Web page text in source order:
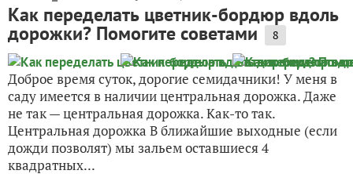
Как переделать цветник-бордюр вдоль
дорожки? Помогите советами 8
Доброе время суток, дорогие семидачники! У меня в
саду имеется в наличии центральная дорожка. Даже
не так — центральная дорожка. Как-то так.
Центральная дорожка В ближайшие выходные (если
дожди позволят) мы зальем оставшиеся 4
квадратных...